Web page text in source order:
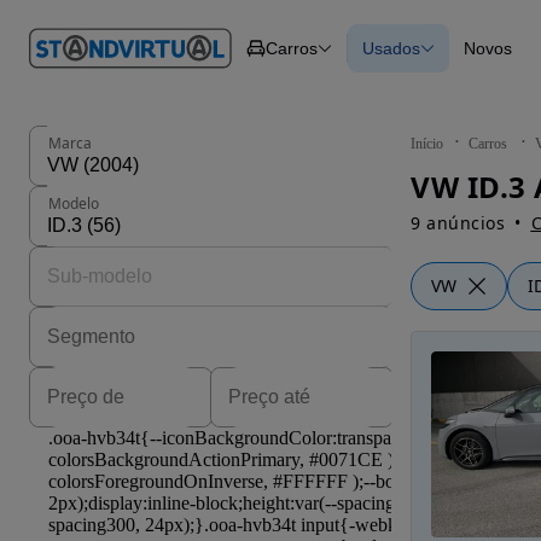
em
Carros Carros
Carros
Novos
Usados Novos
Início Carros
VW ID.3
9 anúncios
VW
Marca
Modelo